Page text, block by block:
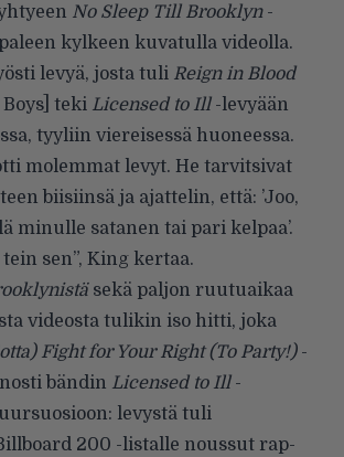
No Sleep Till Brooklyn-
kylkeen kuvatulla videolla.
levyä, josta tuli Reign in Blood
Boys] teki Licensed to Ill-levyään
tyyliin viereisessä huoneessa.
molemmat levyt. He tarvitsivat
biisiinsä ja ajattelin, että: ’Joo,
minulle satanen tai pari kelpaa’.
sen”, King kertaa.
sekä paljon ruutuaikaa
videosta tulikin iso hitti, joka
Fight for Your Right (To Party!)-
bändin Licensed to Ill-
levystä tuli
200 -listalle noussut rap-